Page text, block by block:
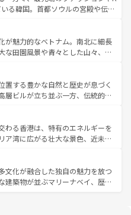
彩な魅力を存分に味わいつくそ
。また、奥深い台湾の食文化も魅
ツなど、バラエティ豊かな料理
お、新着の台湾情報は コンテンツ一覧を参
る韓国。首都ソウルの宮殿や伝統
季折々の自然美を楽しむことが
や焼肉、絶品のストリートフード
理が待っている。夜には、韓国な
韓国の多彩な魅力を心ゆくまで味
みてほしい。 なお、新着の韓国情報はコンテンツ一
が魅力的なベトナム。南北に細長
な田園風景や青々とした山々、世
息づく。ハノイの古い町並みやホ
治時代の建物も、独特の雰囲気を
バラエティの豊かさとおいしさで
、ベトナムコーヒーなどは、ぜ
の地域を訪れてもあたたかい人々
ので、きっと忘れられない旅にな
置する豊かな自然と歴史が息づく
層ビルが立ち並ぶ一方、伝統的な
部ではチェンマイなどの山岳地
部ではプーケットやクラビの美し
を楽しむことができる。タイ料理
暖で、どの季節にも異なる楽しみ
すいタイの人々、仏教を中心とし
光資源が、訪れる旅人を魅了し続
わる香港は、特有のエネルギーを
ア湾に広がる壮大な景色、近未来
るはず。観光スポットが密集し
ろを回れるのも魅力。息をのむよ
験まで、香港を存分に楽しみ尽く
文化が融合した独自の魅力を放つ
建築物が並ぶマリーナベイ、歴史